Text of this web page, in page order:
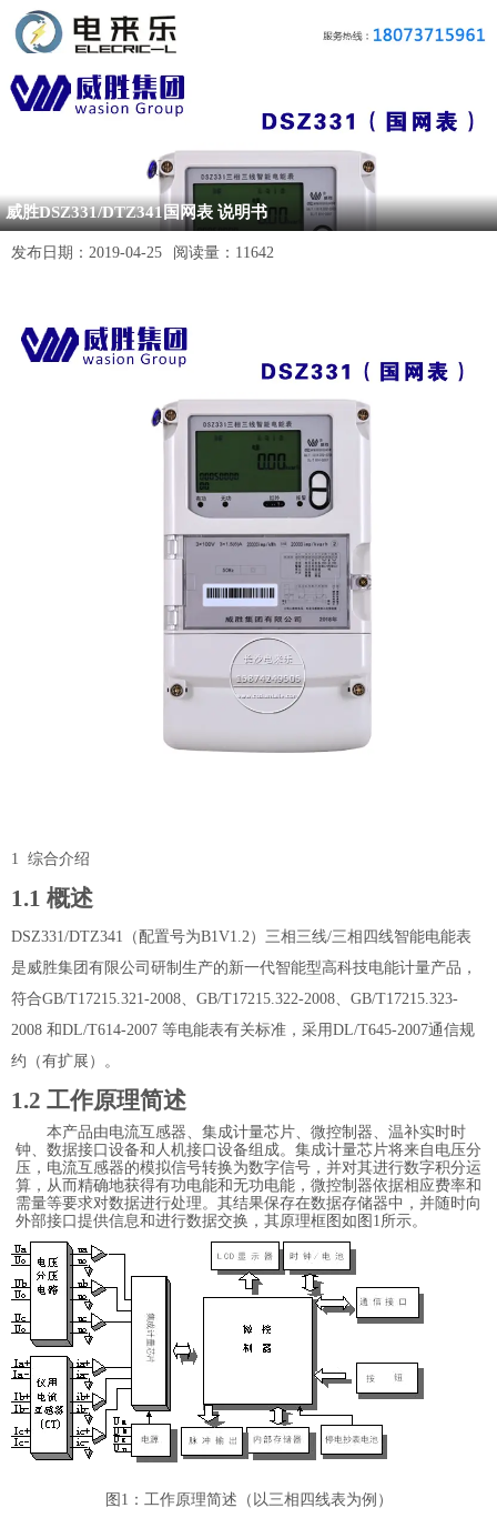
威胜DSZ331/DTZ341国网表 说明书
发布日期： 2019-04-25 阅读量： 11642
1 综合介绍
1.1 概述
DSZ331/DTZ341 （配置号为B1V1.2） 三相三线/三相四线智能电能表
是威胜集团有限公司研制生产的新一代智能型高科技电能计量产品，
符合GB/T17215.321-2008、 GB/T17215.322-2008、 GB/T17215.323-
2008 和DL/T614-2007 等电能表有关标准，采用DL/T645-2007通信规
约（有扩展）。
1.2 工作原理简述
本产品由电流互感器、集成计量芯片、微控制器、温补实时时
钟、数据接口设备和人机接口设备组成。集成计量芯片将来自电压分
压，电流互感器的模拟信号转换为数字信号，并对其进行数字积分运
算，从而精确地获得有功电能和无功电能，微控制器依据相应费率和
需量等要求对数据进行处理。其结果保存在数据存储器中，并随时向
外部接口提供信息和进行数据交换，其原理框图如图 1所示。
图 1 ：工作原理简述（以三相四线表为例）